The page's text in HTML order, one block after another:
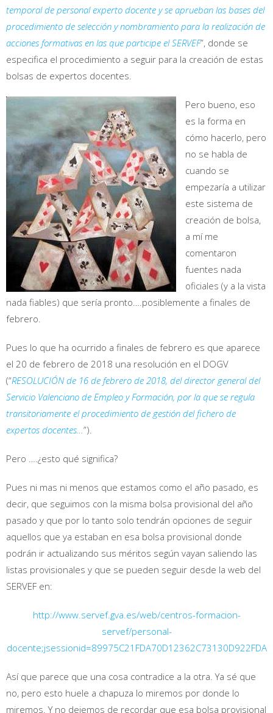
temporal de personal experto docente y se aprueban las bases del
procedimiento de selección y nombramiento para la realización de
acciones formativas en las que participe el SERVEF”, donde se
especifica el procedimiento a seguir para la creación de estas
bolsas de expertos docentes.
Pero bueno, eso
es la forma en
cómo hacerlo, pero
no se habla de
cuando se
empezaría a utilizar
este sistema de
creación de bolsa,
a mí me
comentaron
fuentes nada
oficiales (y a la vista
nada fiables) que sería pronto….posiblemente a finales de
febrero.
Pues lo que ha ocurrido a finales de febrero es que aparece
el 20 de febrero de 2018 una resolución en el DOGV
(“RESOLUCIÓN de 16 de febrero de 2018, del director general del
Servicio Valenciano de Empleo y Formación, por la que se regula
transitoriamente el procedimiento de gestión del fichero de
expertos docentes… ”).
Pero ….¿esto qué significa?
Pues ni mas ni menos que estamos como el año pasado, es
decir, que seguimos con la misma bolsa provisional del año
pasado y que por lo tanto solo tendrán opciones de seguir
aquellos que ya estaban en esa bolsa provisional donde
podrán ir actualizando sus méritos según vayan saliendo las
listas provisionales y que se pueden seguir desde la web del
SERVEF en:
http://www.servef.gva.es/web/centros-formacion-
servef/personal-
docente;jsessionid=89975C21FDA70D12362C73130D922FDA
Así que parece que una cosa contradice a la otra. Ya sé que
no, pero esto huele a chapuza lo miremos por donde lo
miremos. Y no dejemos de recordar que esa bolsa provisional